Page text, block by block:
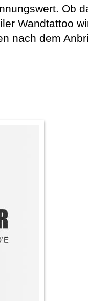
Ob
Wandtattoo
nach dem